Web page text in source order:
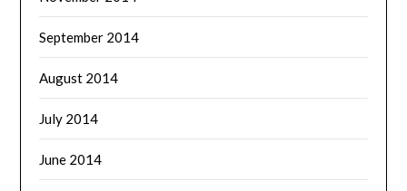
September 2014
August 2014
July 2014
June 2014